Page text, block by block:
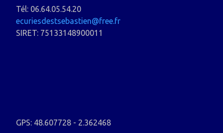
Tél: 06.64.05.54.20
ecuriesdestsebastien@free.fr
SIRET: 75133148900011
GPS: 48.607728 - 2.362468